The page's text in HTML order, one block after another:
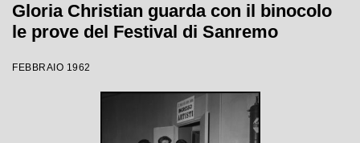
Gloria Christian guarda con il binocolo
le prove del Festival di Sanremo
FEBBRAIO 1962